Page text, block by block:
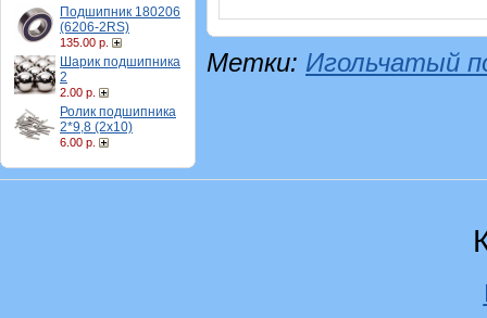
Подшипник 180206
(6206-2RS)
135.00 р.
Шарик подшипника
2
2.00 р.
Ролик подшипника
2*9,8 (2х10)
6.00 р.
Метки: Игольчатый